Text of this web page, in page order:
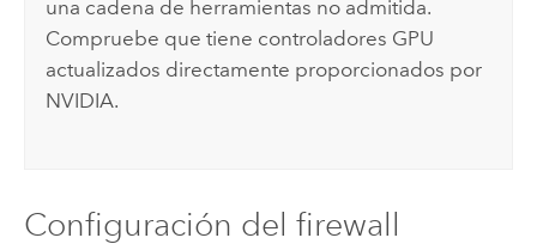
una cadena de herramientas no admitida.
Compruebe que tiene controladores GPU
actualizados directamente proporcionados por
NVIDIA.
Configuración del firewall